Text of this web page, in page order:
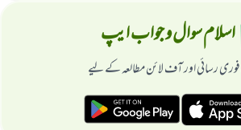
اسلام سوال و جواب ایپ
رسائی اور آف لائن مطالعہ کے لیے